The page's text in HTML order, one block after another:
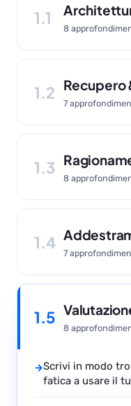
1.1
8
1.2 Recupero
7
1.3
8
1.4
7
1.5
8
→Scrivi in modo
fatica a usare il